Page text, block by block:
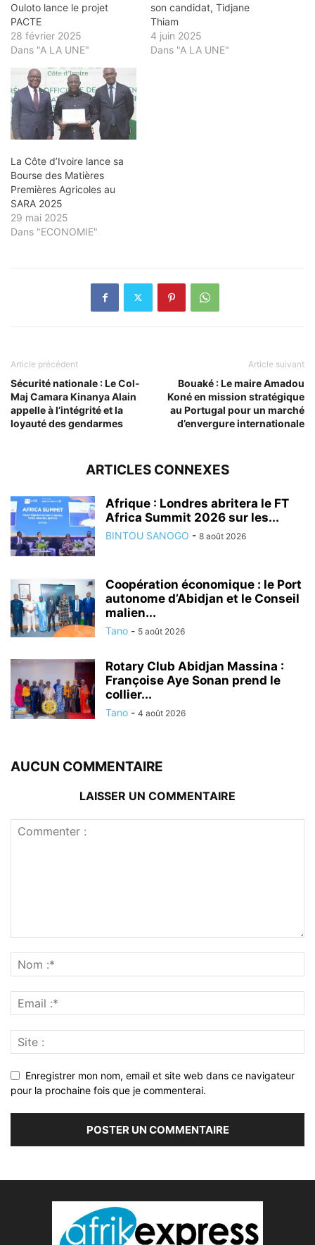
Ouloto lance le projet
PACTE
28 février 2025
Dans "A LA UNE"
son candidat, Tidjane
Thiam
4 juin 2025
Dans "A LA UNE"
La Côte d’Ivoire lance sa
Bourse des Matières
Premières Agricoles au
SARA 2025
29 mai 2025
Dans "ECONOMIE"
Article précédent
Sécurité nationale : Le Col-
Maj Camara Kinanya Alain
appelle à l’intégrité et la
loyauté des gendarmes
Article suivant
Bouaké : Le maire Amadou
Koné en mission stratégique
au Portugal pour un marché
d’envergure internationale
ARTICLES CONNEXES
Afrique : Londres abritera le FT
Africa Summit 2026 sur les...
BINTOU SANOGO - 8 août 2026
Coopération économique : le Port
autonome d’Abidjan et le Conseil
malien...
Tano - 5 août 2026
Rotary Club Abidjan Massina :
Françoise Aye Sonan prend le
collier...
Tano - 4 août 2026
AUCUN COMMENTAIRE
LAISSER UN COMMENTAIRE
Enregistrer mon nom, email et site web dans ce navigateur
pour la prochaine fois que je commenterai.